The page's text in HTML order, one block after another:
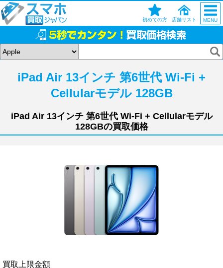
初めての方 店舗リスト MENU
iPad Air 13インチ 第6世代 Wi-Fi +
Cellularモデル 128GB
iPad Air 13インチ 第6世代 Wi-Fi + Cellularモデル
128GBの買取価格
買取上限金額